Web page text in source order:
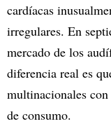
cardíacas
irregulares. En
mercado de los
diferencia real es
multinacionales con
de consumo.